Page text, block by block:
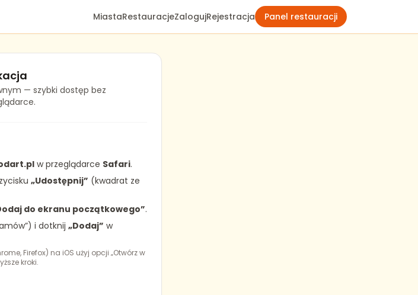
MiastaRestauracjeZalogujRejestracja Panel restauracji
— szybki dostęp bez
w przeglądarce Safari.
„Udostępnij” (kwadrat ze
do ekranu początkowego”.
i dotknij „Dodaj” w
Firefox) na iOS użyj opcji „Otwórz w
kroki.